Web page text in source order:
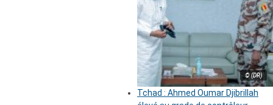
© (DR)
Tchad : Ahmed Oumar Djibrillah